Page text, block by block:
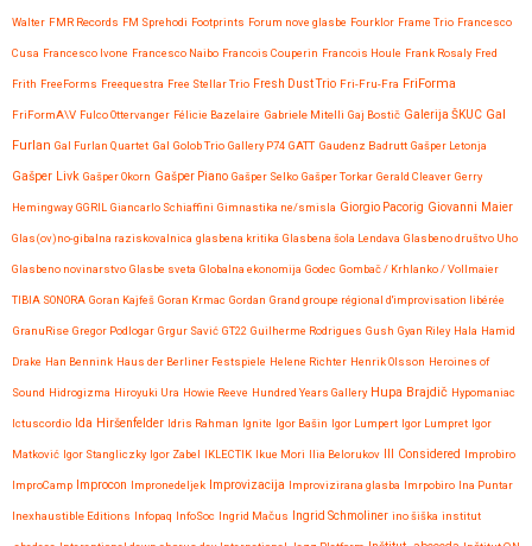
Walter FMR Records FM Sprehodi Footprints Forum nove glasbe Fourklor Frame Trio Francesco
Cusa Francesco Ivone Francesco Naibo Francois Couperin Francois Houle Frank Rosaly Fred
Frith FreeForms Freequestra Free Stellar Trio Fresh Dust Trio Fri-Fru-Fra FriForma
FriFormA\V Fulco Ottervanger Félicie Bazelaire Gabriele Mitelli Gaj Bostič Galerija ŠKUC Gal
Furlan Gal Furlan Quartet Gal Golob Trio Gallery P74 GATT Gaudenz Badrutt Gašper Letonja
Gašper Livk Gašper Okorn Gašper Piano Gašper Selko Gašper Torkar Gerald Cleaver Gerry
Hemingway GGRIL Giancarlo Schiaffini Gimnastika ne/smisla Giorgio Pacorig Giovanni Maier
Glas(ov)no-gibalna raziskovalnica glasbena kritika Glasbena šola Lendava Glasbeno društvo Uho
Glasbeno novinarstvo Glasbe sveta Globalna ekonomija Godec Gombač / Krhlanko / Vollmaier
TIBIA SONORA Goran Kajfeš Goran Krmac Gordan Grand groupe régional d'improvisation libérée
GranuRise Gregor Podlogar Grgur Savić GT22 Guilherme Rodrigues Gush Gyan Riley Hala Hamid
Drake Han Bennink Haus der Berliner Festspiele Helene Richter Henrik Olsson Heroines of
Sound Hidrogizma Hiroyuki Ura Howie Reeve Hundred Years Gallery Hupa Brajdič Hypomaniac
Ictuscordio Ida Hiršenfelder Idris Rahman Ignite Igor Bašin Igor Lumpert Igor Lumpret Igor
Matković Igor Stangliczky Igor Zabel IKLECTIK Ikue Mori Ilia Belorukov Ill Considered Improbiro
ImproCamp Improcon Impronedeljek Improvizacija Improvizirana glasba Imrpobiro Ina Puntar
Inexhaustible Editions Infopaq InfoSoc Ingrid Mačus Ingrid Schmoliner ino šiška institut